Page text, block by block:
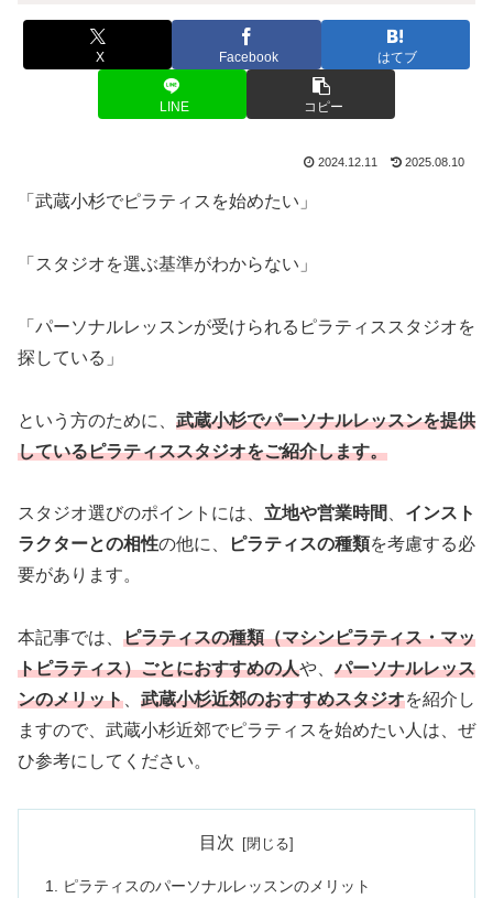
X Facebook はてブ
LINE コピー
2024.12.11 2025.08.10
「武蔵小杉でピラティスを始めたい」
「スタジオを選ぶ基準がわからない」
「パーソナルレッスンが受けられるピラティススタジオを
探している」
という方のために、 武蔵小杉でパーソナルレッスンを提供
しているピラティススタジオをご紹介します。
スタジオ選びのポイントには、 立地や営業時間
インスト
ラクターとの相性の他に、 ピラティスの種類を考慮する必
要があります。
本記事では、 ピラティスの種類（マシンピラティス・マッ
トピラティス）ごとにおすすめの人や、パーソナルレッス
ンのメリット
武蔵小杉近郊のおすすめスタジオを紹介し
ますので、武蔵小杉近郊でピラティスを始めたい人は、ぜ
ひ参考にしてください。
目次
ピラティスのパーソナルレッスンのメリット